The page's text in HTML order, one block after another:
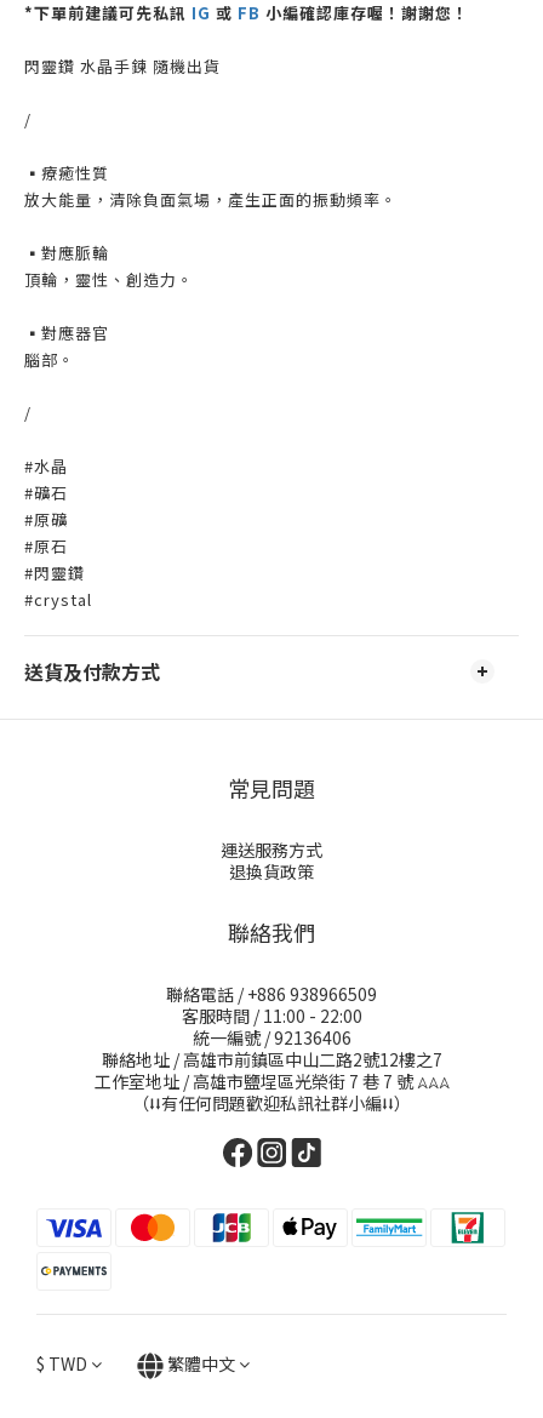
*下單前建議可先私訊 IG 或 FB 小編確認庫存喔！謝謝您！
閃靈鑽 水晶手鍊 隨機出貨
/
▪️療癒性質
放大能量，清除負面氣場，產生正面的振動頻率。
▪️對應脈輪
頂輪，靈性、創造力。
▪️對應器官
腦部。
/
#水晶
#礦石
#原礦
#原石
#閃靈鑽
#crystal
送貨及付款方式
常見問題
運送服務方式
退換貨政策
聯絡我們
聯絡電話 / +886 938966509
客服時間 / 11:00 - 22:00
統一編號 / 92136406
聯絡地址 / 高雄市前鎮區中山二路2號12樓之7
工作室地址 / 高雄市鹽埕區光榮街 7 巷 7 號𖤂𖤂𖤂
（⭣⭣有任何問題歡迎私訊社群小編⭣⭣）
$ TWD 繁體中文